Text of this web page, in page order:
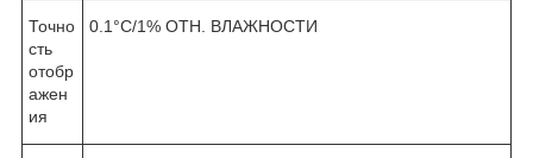
Точно
сть
отобр
ажен
ия
0.1°C/1% ОТН. ВЛАЖНОСТИ